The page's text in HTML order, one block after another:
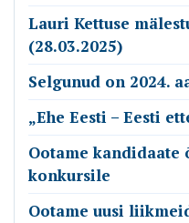
Lauri Kettuse
(28.03.2025)
Selgunud on 2024.
„Ehe Eesti – Eesti
Ootame kandidaate
konkursile
Ootame uusi